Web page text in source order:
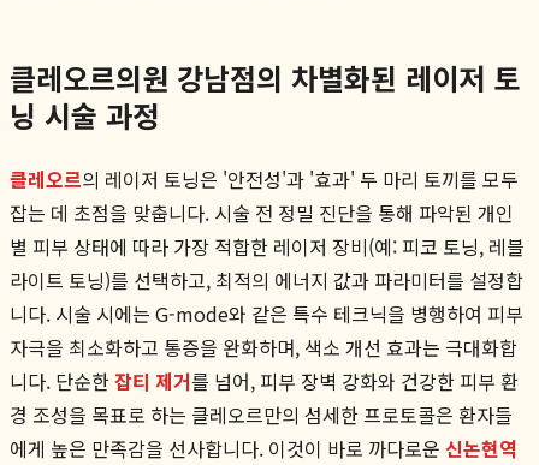
클레오르의원 강남점의 차별화된 레이저 토
닝 시술 과정
클레오르의 레이저 토닝은 '안전성'과 '효과' 두 마리 토끼를 모두
잡는 데 초점을 맞춥니다. 시술 전 정밀 진단을 통해 파악된 개인
별 피부 상태에 따라 가장 적합한 레이저 장비(예: 피코 토닝, 레블
라이트 토닝)를 선택하고, 최적의 에너지 값과 파라미터를 설정합
니다. 시술 시에는 G-mode와 같은 특수 테크닉을 병행하여 피부
자극을 최소화하고 통증을 완화하며, 색소 개선 효과는 극대화합
니다. 단순한잡티 제거를 넘어, 피부 장벽 강화와 건강한 피부 환
경 조성을 목표로 하는 클레오르만의 섬세한 프로토콜은 환자들
에게 높은 만족감을 선사합니다. 이것이 바로 까다로운 신논현역